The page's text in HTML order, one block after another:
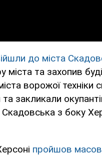
до міста
та захопив
ворожої техніки
закликали
Скадовська з боку
пройшов